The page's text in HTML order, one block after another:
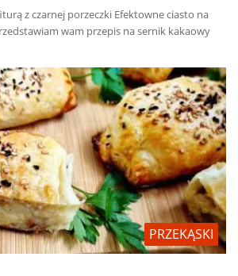
z czarnej porzeczki Efektowne ciasto na
wam przepis na sernik kakaowy
PRZEKĄSKI